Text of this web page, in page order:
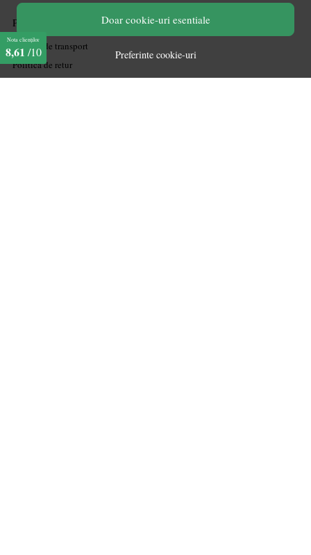
Doar cookie-uri esentiale
Preferinte cookie-uri
PLATA SI LIVRARE
Politica de transport
Politica de retur
Nota clienților
8,61 /10